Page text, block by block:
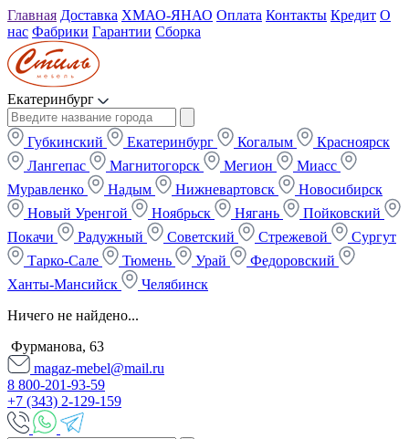
Главная Доставка ХМАО-ЯНАО Оплата Контакты Кредит О
нас Фабрики Гарантии Сборка
Екатеринбург
Губкинский Екатеринбург Когалым
Красноярск
Лангепас
Магнитогорск Мегион
Миасс
Муравленко
Надым Нижневартовск
Новосибирск
Новый Уренгой
Ноябрьск Нягань
Пойковский
Покачи
Радужный Советский Стрежевой
Сургут
Тарко-Сале
Тюмень Урай
Федоровский
Ханты-Мансийск
Челябинск
Ничего не найдено...
Фурманова, 63
magaz-mebel@mail.ru
8 800-201-93-59
+7 (343) 2-129-159